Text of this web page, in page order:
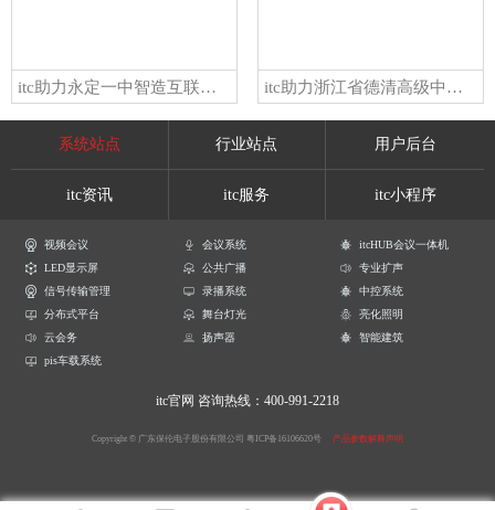
itc助力永定一中智造互联互通的报告厅环境！激活校园文化磁场！ itc助力浙江省德清高级中学搭建数字化多功能报告厅！将智能融入教学与实践！
系统站点 行业站点 用户后台
itc资讯 itc服务 itc小程序
视频会议 会议系统
itcHUB会议一体机
LED显示屏
公共广播
专业扩声
信号传输管理
录播系统
中控系统
分布式平台
舞台灯光
亮化照明
云会务
扬声器
智能建筑
pis车载系统
itc官网 咨询热线：400-991-2218
Copyright © 广东保伦电子股份有限公司 粤ICP备16106620号 产品参数解释声明